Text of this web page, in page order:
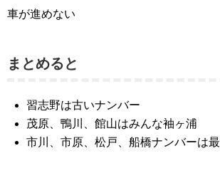
車が進めない
まとめると
習志野は古いナンバー
茂原、鴨川、館山はみんな袖ヶ浦
市川、市原、松戸、船橋ナンバーは